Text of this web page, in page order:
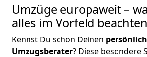
Umzüge europaweit –
alles im Vorfeld
Kennst Du schon Deinen
Umzugsberater? Diese besondere